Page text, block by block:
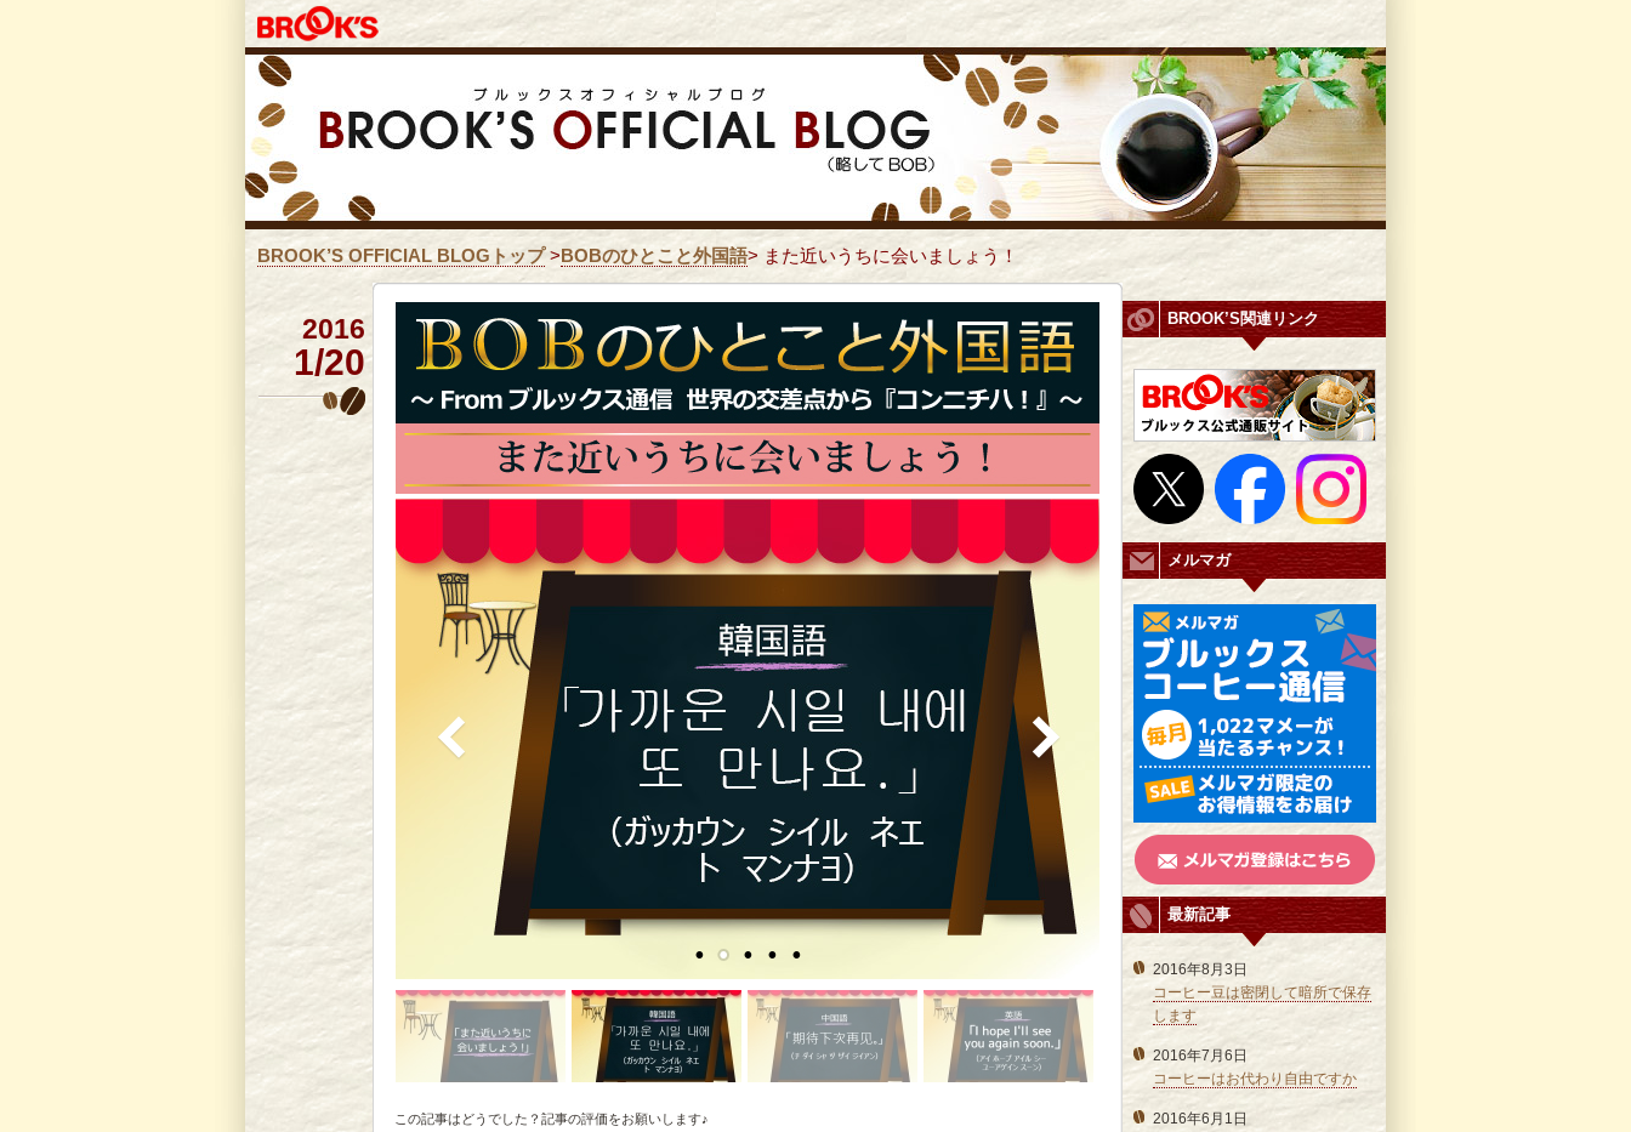
BROOK’S OFFICIAL BLOGトップ>BOBのひとこと外国語> また近いうちに会いましょう！
2016
1/20
この記事はどうでした？記事の評価をお願いします♪
BROOK’S関連リンク
メルマガ
最新記事
2016年8月3日
コーヒー豆は密閉して暗所で保存
します
2016年7月6日
コーヒーはお代わり自由ですか
2016年6月1日